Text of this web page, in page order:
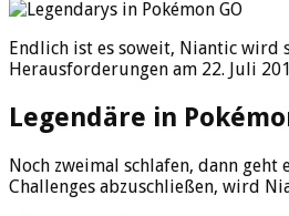
Endlich ist es soweit, Niantic wird
Herausforderungen am 22. Juli
Legendäre in
Noch zweimal schlafen, dann geht
Challenges abzuschließen, wird